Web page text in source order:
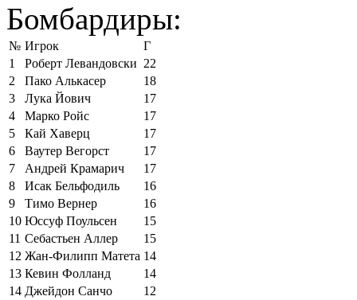
Бомбардиры:
№ Игрок
Г
1
Роберт Левандовски 22
2
Пако Алькасер
18
3
Лука Йович
17
4
Марко Ройс
17
5
Кай Хаверц
17
6
Ваутер Вегорст
17
7
Андрей Крамарич
17
8
Исак Бельфодиль
16
9
Тимо Вернер
16
10 Юссуф Поульсен
15
11 Себастьен Аллер
15
12 Жан-Филипп Матета 14
13 Кевин Фолланд
14
14 Джейдон Санчо
12